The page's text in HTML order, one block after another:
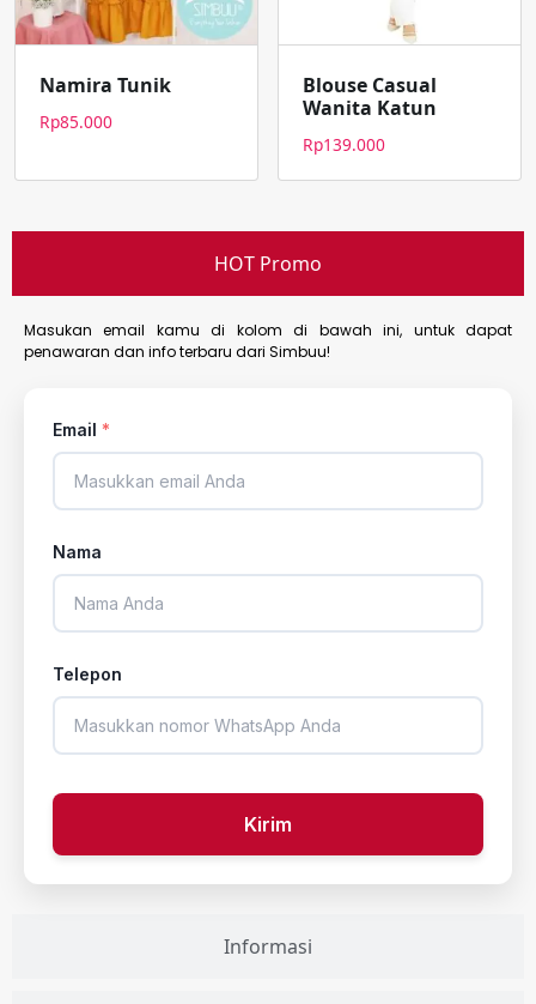
Namira Tunik
Rp85.000
Blouse Casual
Wanita Katun
Rp139.000
HOT Promo
Informasi
Masukan email kamu di kolom di bawah ini, untuk dapat
penawaran dan info terbaru dari Simbuu!
Email *
Nama
Telepon
Kirim